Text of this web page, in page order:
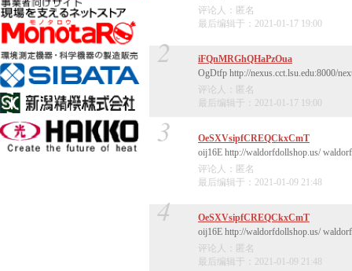
评论人：匿名
最后编辑于：2021-01-17 19:00
2
iFQnMRGhQHaPzOua
OgDtfp http://nexus.cct.lsu.edu:8000/
评论人：匿名
最后编辑于：2021-01-17 19:00
3
OeSXVsipfCREQCkxCmT
oij16E http://waldorfdollshop.us/
评论人：匿名
最后编辑于：2021-01-09 21:48
4
OeSXVsipfCREQCkxCmT
oij16E http://waldorfdollshop.us/
评论人：匿名
最后编辑于：2021-01-09 21:48